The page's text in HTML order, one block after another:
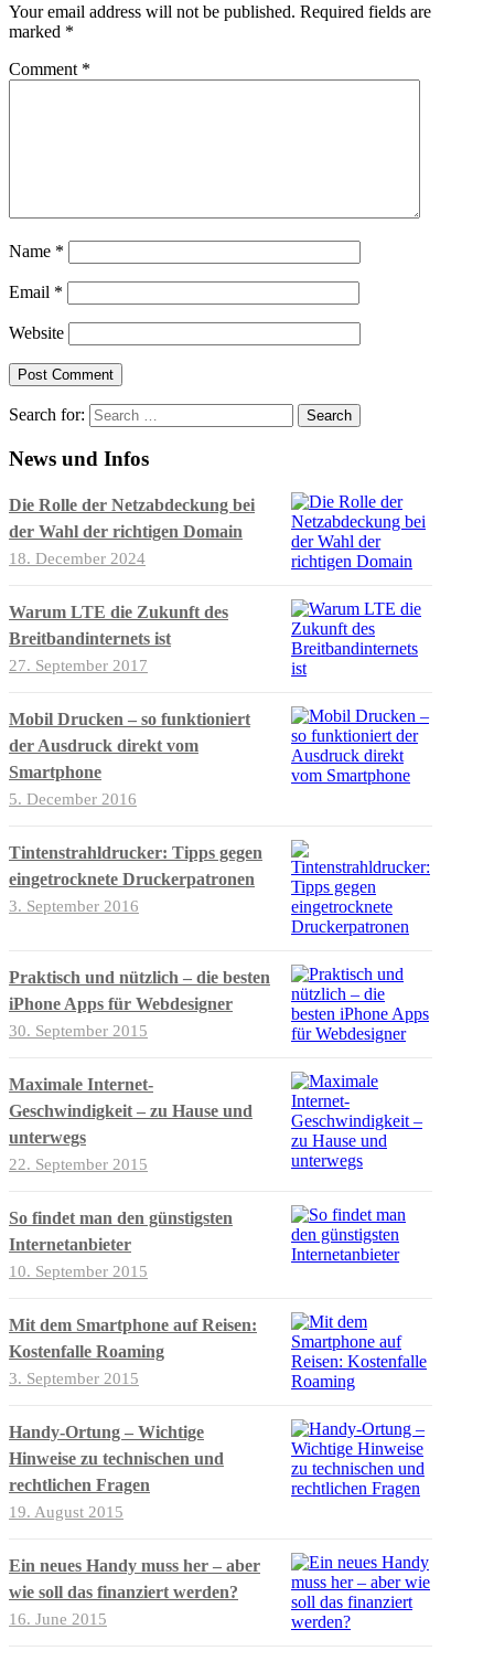
Your email address will not be published. Required fields are
marked *
Comment *
Name *
Email *
Website
Search for:
News und Infos
Die Rolle der Netzabdeckung bei
der Wahl der richtigen Domain
18. December 2024
Warum LTE die Zukunft des
Breitbandinternets ist
27. September 2017
Mobil Drucken – so funktioniert
der Ausdruck direkt vom
Smartphone
5. December 2016
Tintenstrahldrucker: Tipps gegen
eingetrocknete Druckerpatronen
3. September 2016
Praktisch und nützlich – die besten
iPhone Apps für Webdesigner
30. September 2015
Maximale Internet-
Geschwindigkeit – zu Hause und
unterwegs
22. September 2015
So findet man den günstigsten
Internetanbieter
10. September 2015
Mit dem Smartphone auf Reisen:
Kostenfalle Roaming
3. September 2015
Handy-Ortung – Wichtige
Hinweise zu technischen und
rechtlichen Fragen
19. August 2015
Ein neues Handy muss her – aber
wie soll das finanziert werden?
16. June 2015